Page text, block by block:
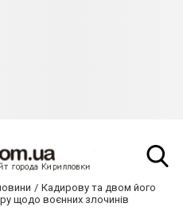
Кадирову та двом його
щодо воєнних злочинів